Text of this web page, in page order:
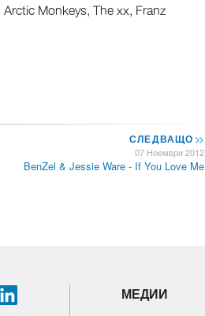
Monkeys, The xx, Franz
СЛЕДВАЩО>>
07 Ноември 2012
BenZel & Jessie Ware - If You Love Me
МЕДИИ